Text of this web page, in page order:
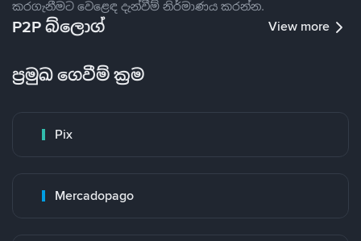
කරගැනීමට වෙළෙඳ දැන්වීම් නිර්මාණය කරන්න.
P2P බ්ලොග් View more
ප්‍රමුඛ ගෙවීම් ක්‍රම
Pix
Mercadopago